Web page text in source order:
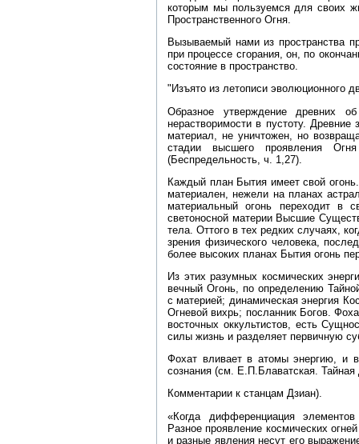
которым мы пользуемся для своих
Пространственного Огня.
Вызываемый нами из пространства
при процессе сгорания, он, по
состояние в пространство.
"Изъято из летописи эволюционного
Образное утверждение древних
нерастворимости в пустоту.
материал, не уничтожен, но
стадии высшего проявления
(Беспредельность, ч. 1,27).
Каждый план Бытия имеет свой
материален, нежели на планах
материальный огонь переходит в
светоносной материи Высшие
тела. Оттого в тех редких случаях,
зрения физического человека,
более высоких планах Бытия огонь
Из этих разумных космических
вечный Огонь, по определению
с материей; динамическая энергия
Огневой вихрь; посланник Богов.
восточных оккультистов, есть
силы жизнь и разделяет первичную
Фохат вливает в атомы энергию, и
сознания (см. Е.П.Блаватская. Тайная
Комментарии к станцам Дзиан).
«Когда дифференциация
Разное проявление космических
и разные явления несут его